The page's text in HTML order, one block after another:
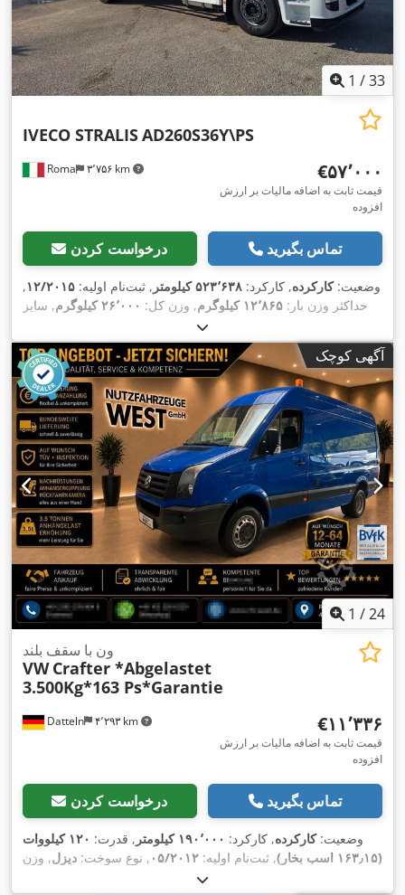
1 /33
Roma ۳٬۷۵۶ km
IVECO STRALISAD260S36Y\PS
‎€۵۷٬۰۰۰
قیمت ثابت به اضافه مالیات بر ارزش
افزوده
درخواست کردن تماس بگیرید
وضعیت:کارکرده, کارکرد: ۵۲۳٬۶۳۸ کیلومتر , ثبت‌نام اولیه: ۱۲/۲۰۱۵,
حداکثر وزن بار: ۱۲٬۸۶۵ کیلوگرم , وزن کل: ۲۶٬۰۰۰ کیلوگرم
, سایز
کابین روزانه
ساخت:۲۰۱۵, تجهیزات: ,
آگهی کوچک
1 /24
Datteln ۴٬۲۹۳ km
ون با سقف بلند
VW Crafter *Abgelastet
3.500Kg*163 Ps*Garantie
‎€۱۱٬۳۳۶
قیمت ثابت به اضافه مالیات بر ارزش
افزوده
درخواست کردن تماس بگیرید
وضعیت:کارکرده, کارکرد: ۱۹۰٬۰۰۰ کیلومتر , قدرت:
۱۲۰ کیلووات
(۱۶۳٫۱۵ اسب بخار)
, ثبت‌نام اولیه: ۰۵/۲۰۱۲ , نوع سوخت: دیزل, وزن
, نوع چرخ‌دنده: